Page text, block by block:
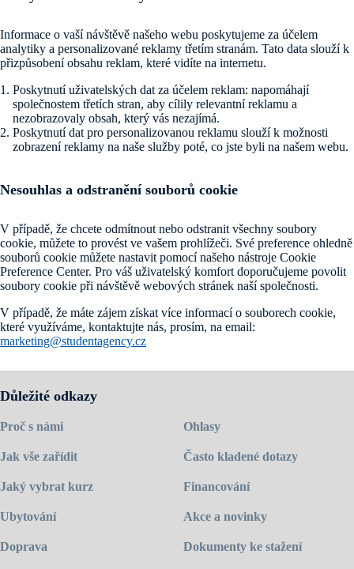
Informace o vaší návštěvě našeho webu poskytujeme za účelem
analytiky a personalizované reklamy třetím stranám. Tato data slouží k
přizpůsobení obsahu reklam, které vidíte na internetu.
Poskytnutí uživatelských dat za účelem reklam: napomáhají
společnostem třetích stran, aby cílily relevantní reklamu a
nezobrazovaly obsah, který vás nezajímá.
Poskytnutí dat pro personalizovanou reklamu slouží k možnosti
zobrazení reklamy na naše služby poté, co jste byli na našem webu.
Nesouhlas a odstranění souborů cookie
V případě, že chcete odmítnout nebo odstranit všechny soubory
cookie, můžete to provést ve vašem prohlížeči. Své preference ohledně
souborů cookie můžete nastavit pomocí našeho nástroje Cookie
Preference Center. Pro váš uživatelský komfort doporučujeme povolit
soubory cookie při návštěvě webových stránek naší společnosti.
V případě, že máte zájem získat více informací o souborech cookie,
které využíváme, kontaktujte nás, prosím, na email:
marketing@studentagency.cz
Důležité odkazy
Proč s námi
Jak vše zařídit
Jaký vybrat kurz
Ubytování
Doprava
Ohlasy
Často kladené dotazy
Financování
Akce a novinky
Dokumenty ke stažení